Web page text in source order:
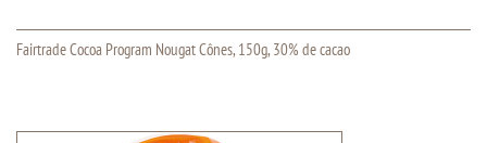
Fairtrade Cocoa Program Nougat Cônes, 150g, 30% de cacao